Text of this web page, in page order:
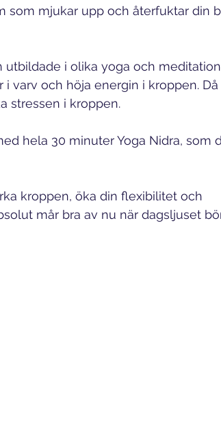
som mjukar upp och återfuktar din
utbildade i olika yoga och
varv och höja energin i kroppen. Då
stressen i kroppen.
hela 30 minuter Yoga Nidra, som
kroppen, öka din flexibilitet och
mår bra av nu när dagsljuset